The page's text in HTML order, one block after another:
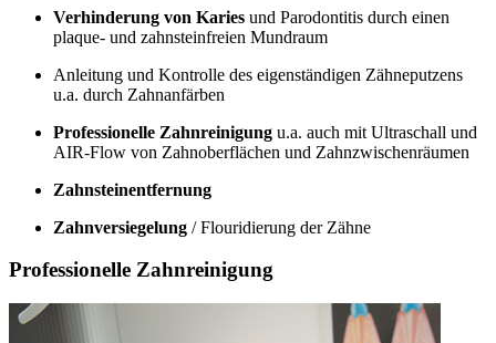
Verhinderung von Karies und Parodontitis durch einen
plaque- und zahnsteinfreien Mundraum
Anleitung und Kontrolle des eigenständigen Zähneputzens
u.a. durch Zahnanfärben
Professionelle Zahnreinigung u.a. auch mit Ultraschall und
AIR-Flow von Zahnoberflächen und Zahnzwischenräumen
Zahnsteinentfernung
Zahnversiegelung / Flouridierung der Zähne
Professionelle Zahnreinigung